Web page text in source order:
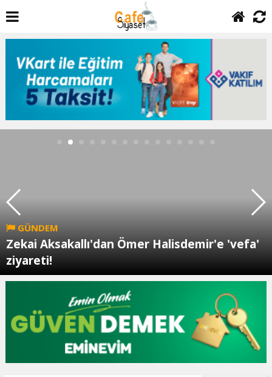
GÜNDEM
Zekai Aksakallı'dan Ömer Halisdemir'e 'vefa'
ziyareti!